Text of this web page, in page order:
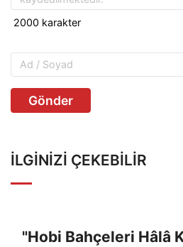
Gönder
İLGINIZI ÇEKEBILIR
"Hobi Bahçeleri Hâlâ